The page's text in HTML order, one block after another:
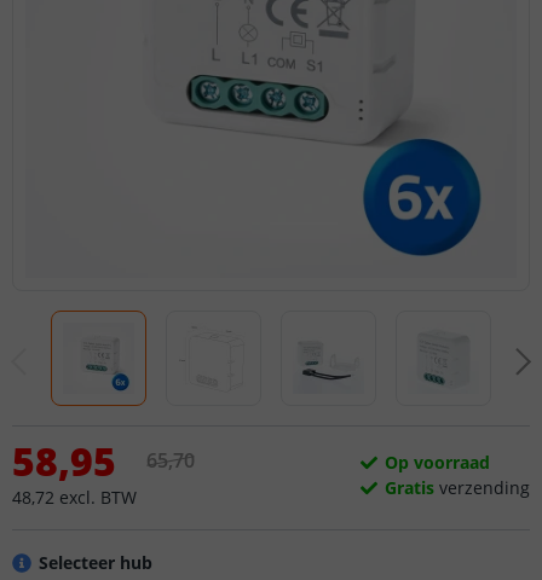
Selecteer hub
58,95
48,72 excl. BTW
65,70
Op voorraad
Gratis verzending